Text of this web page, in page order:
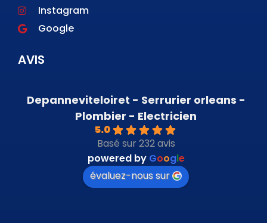
Instagram
Google
AVIS
Depanneviteloiret - Serrurier orleans -
Plombier - Electricien
5.0
Basé sur 232 avis
powered by Google
évaluez-nous sur